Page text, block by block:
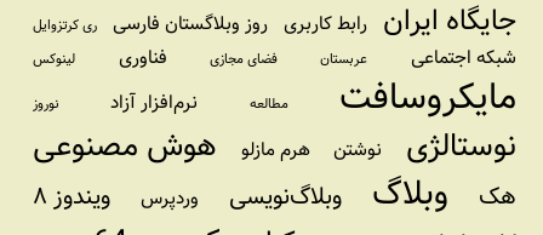
جایگاه ایران رابط کاربری روز وبلاگستان فارسی ری کرتزوایل
شبکه اجتماعی عربستان فضای مجازی فناوری لینوکس
مایکروسافت مطالعه نرم‌افزار آزاد نوروز
نوستالژی نوشتن هرم مازلو هوش مصنوعی
هک وبلاگ وبلاگ‌نویسی وردپرس
ویندوز ۸